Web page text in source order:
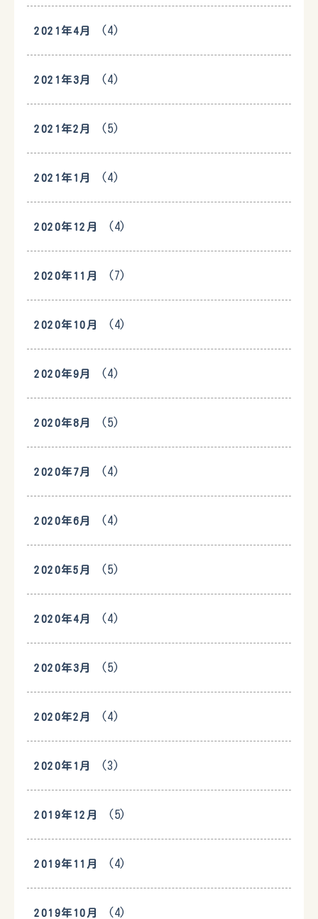
2021年4月 (4)
2021年3月 (4)
2021年2月 (5)
2021年1月 (4)
2020年12月 (4)
2020年11月 (7)
2020年10月 (4)
2020年9月 (4)
2020年8月 (5)
2020年7月 (4)
2020年6月 (4)
2020年5月 (5)
2020年4月 (4)
2020年3月 (5)
2020年2月 (4)
2020年1月 (3)
2019年12月 (5)
2019年11月 (4)
2019年10月 (4)